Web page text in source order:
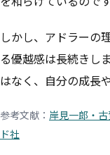
しかし、アドラーの
る優越感は長続きし
はなく、自分の成長
参考文献： 岸見一郎・
ド社